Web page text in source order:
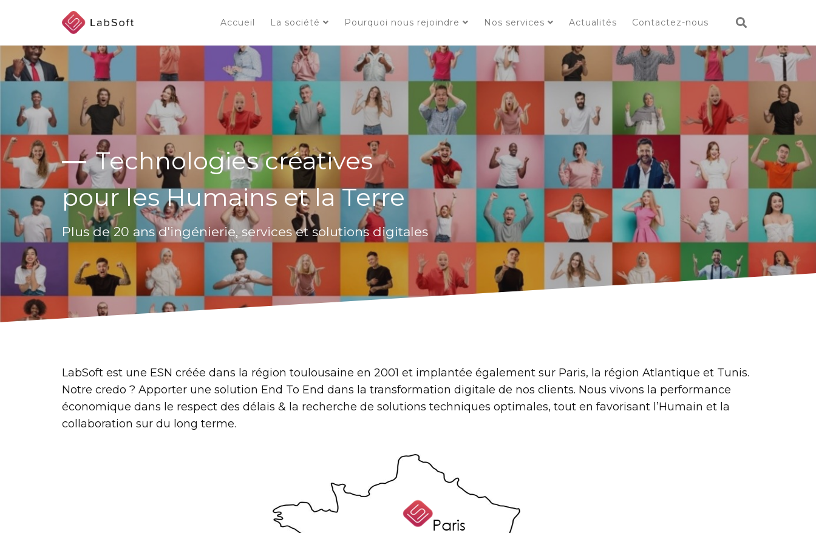
content
Accueil La société Pourquoi nous rejoindre Nos services Actualités Contactez-nous
Technologies créatives
pour les Humains et la Terre
Plus de 20 ans d'ingénierie, services et solutions digitales
LabSoft est une ESN créée dans la région toulousaine en 2001 et implantée également sur Paris, la région Atlantique et Tunis.
Notre credo ? Apporter une solution End To End dans la transformation digitale de nos clients. Nous vivons la performance
économique dans le respect des délais & la recherche de solutions techniques optimales, tout en favorisant l’Humain et la
collaboration sur du long terme.